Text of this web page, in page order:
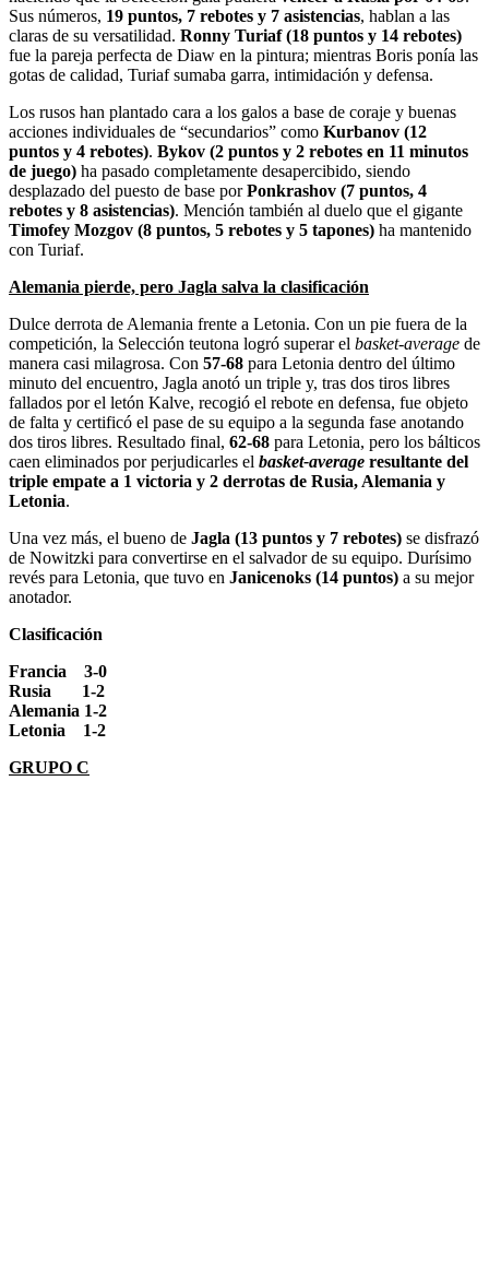
Sus números, 19 puntos, 7 rebotes y 7 asistencias, hablan a las
claras de su versatilidad. Ronny Turiaf (18 puntos y 14 rebotes)
fue la pareja perfecta de Diaw en la pintura; mientras Boris ponía las
gotas de calidad, Turiaf sumaba garra, intimidación y defensa.
Los rusos han plantado cara a los galos a base de coraje y buenas
acciones individuales de “secundarios” como Kurbanov (12
puntos y 4 rebotes). Bykov (2 puntos y 2 rebotes en 11 minutos
de juego) ha pasado completamente desapercibido, siendo
desplazado del puesto de base porPonkrashov (7 puntos, 4
rebotes y 8 asistencias). Mención también al duelo que el gigante
Timofey Mozgov (8 puntos, 5 rebotes y 5 tapones) ha mantenido
con Turiaf.
Alemania pierde, pero Jagla salva la clasificación
Dulce derrota de Alemania frente a Letonia. Con un pie fuera de la
competición, la Selección teutona logró superar el basket-average de
manera casi milagrosa. Con 57-68 para Letonia dentro del último
minuto del encuentro, Jagla anotó un triple y, tras dos tiros libres
fallados por el letón Kalve, recogió el rebote en defensa, fue objeto
de falta y certificó el pase de su equipo a la segunda fase anotando
dos tiros libres. Resultado final, 62-68 para Letonia, pero los bálticos
caen eliminados por perjudicarles el basket-average resultante del
triple empate a 1 victoria y 2 derrotas de Rusia, Alemania y
Letonia.
Una vez más, el bueno de Jagla (13 puntos y 7 rebotes) se disfrazó
de Nowitzki para convertirse en el salvador de su equipo. Durísimo
revés para Letonia, que tuvo en Janicenoks (14 puntos) a su mejor
anotador.
Clasificación
Francia 3-0
Rusia 1-2
Alemania 1-2
Letonia 1-2
GRUPO C